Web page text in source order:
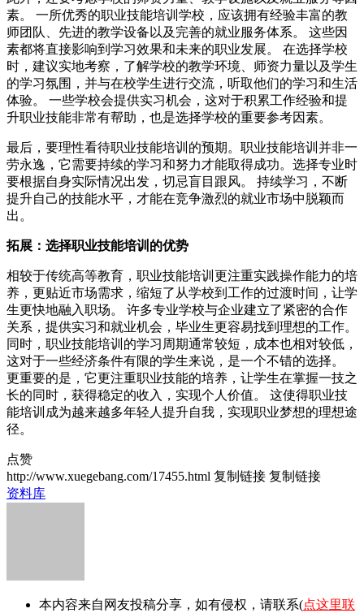
素。 一所优秀的职业技能培训学校，应该拥有经验丰富的教
师团队、先进的教学设备以及完善的就业服务体系。 这些因
素都将直接影响到学习效果和未来的职业发展。 在选择学校
时，建议实地考察，了解学校的教学环境、师资力量以及学生
的学习氛围，并与在校学生进行交流，听取他们的学习和生活
体验。 一些学校会提供实习机会，这对于积累工作经验和提
升职业技能非常有帮助，也是选择学校的重要参考因素。
最后，要理性看待职业技能培训的预期。职业技能培训并非一
劳永逸，它需要持续的学习和努力才能取得成功。选择专业时
要根据自身实际情况出发，切忌盲目跟风。 持续学习，不断
提升自己的技能水平，才能在竞争激烈的就业市场中脱颖而
出。
拓展：选择职业技能培训的优势
相较于传统高等教育，职业技能培训更注重实践操作能力的培
养，更贴近市场需求，缩短了从学校到工作的过渡时间，让学
生更快地融入职场。 许多专业学校与企业建立了紧密的合作
关系，提供实习和就业机会，毕业生更容易找到理想的工作。
同时，职业技能培训的学习周期通常较短，成本也相对较低，
这对于一些经济条件有限的学生来说，是一个不错的选择。
更重要的是，它更注重职业技能的培养，让学生在掌握一技之
长的同时，获得稳定的收入，实现个人价值。 这使得职业技
能培训成为越来越多年轻人提升自我，实现职业梦想的理想途
径。
点赞
http://www.xuegebang.com/17455.html 复制链接 复制链接
资料库
本内容来自网友投稿分享，如有侵权，请联系(点这里联